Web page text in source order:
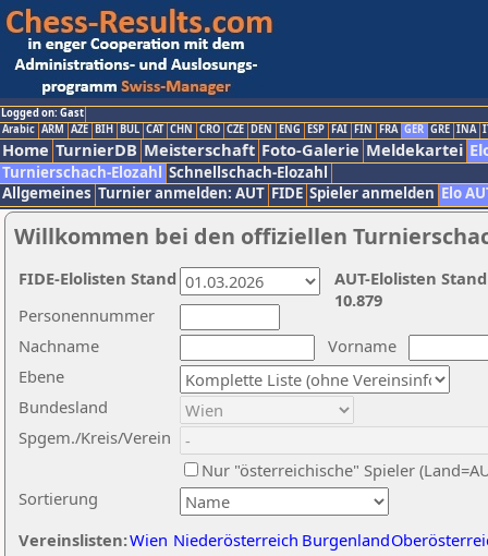
Logged on: Gast
Arabic ARM AZE BIH BUL CAT CHN CRO CZE DEN ENG ESP FAI FIN FRA GER GRE INA
Home TurnierDB Meisterschaft Foto-Galerie Meldekartei
Turnierschach-Elozahl Schnellschach-Elozahl
Allgemeines Turnier anmelden: AUT FIDE Spieler anmelden Elo
Willkommen bei den offiziellen
Nachname
Vorname
Ebene
Sortierung
Personennummer
Bundesland
Spgem./Kreis/Verein
Nur "österreichische" Spieler
Vereinslisten:Wien Niederösterreich Burgenland
AUT-Elolisten
10.879
FIDE-Elolisten Stand